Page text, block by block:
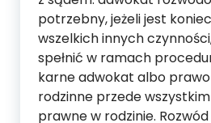
potrzebny, jeżeli jest
wszelkich innych
spełnić w ramach
karne adwokat albo
rodzinne przede
prawne w rodzinie.